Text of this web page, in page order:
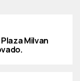
Milvan